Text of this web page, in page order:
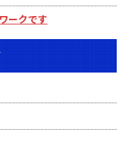
ークです